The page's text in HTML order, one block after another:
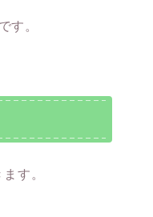
す。
す。